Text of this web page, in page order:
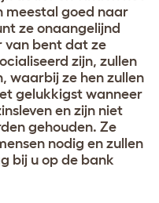
meestal goed naar
ze onaangelijnd
van bent dat ze
zijn, zullen
waarbij ze hen zullen
gelukkigst wanneer
en zijn niet
gehouden. Ze
nodig en zullen
bij u op de bank